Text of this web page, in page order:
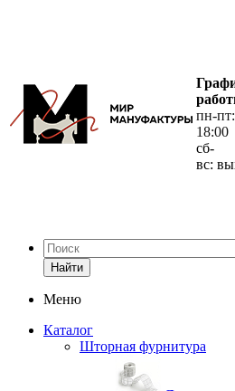
пн-
18:00
сб-
вс:
Найти
Меню
Каталог
Шторная фурнитура